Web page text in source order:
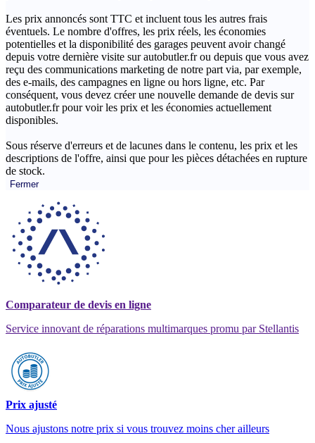
Les prix annoncés sont TTC et incluent tous les autres frais
éventuels. Le nombre d'offres, les prix réels, les économies
potentielles et la disponibilité des garages peuvent avoir changé
depuis votre dernière visite sur autobutler.fr ou depuis que vous avez
reçu des communications marketing de notre part via, par exemple,
des e-mails, des campagnes en ligne ou hors ligne, etc. Par
conséquent, vous devez créer une nouvelle demande de devis sur
autobutler.fr pour voir les prix et les économies actuellement
disponibles.
Sous réserve d'erreurs et de lacunes dans le contenu, les prix et les
descriptions de l'offre, ainsi que pour les pièces détachées en rupture
de stock.
Fermer
Comparateur de devis en ligne
Service innovant de réparations multimarques promu par Stellantis
Prix ajusté
Nous ajustons notre prix si vous trouvez moins cher ailleurs